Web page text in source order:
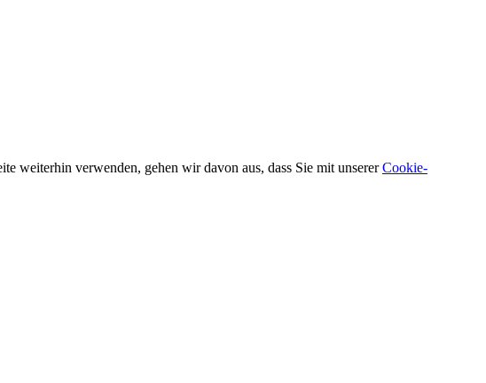
weiterhin verwenden, gehen wir davon aus, dass Sie mit unsererCookie-